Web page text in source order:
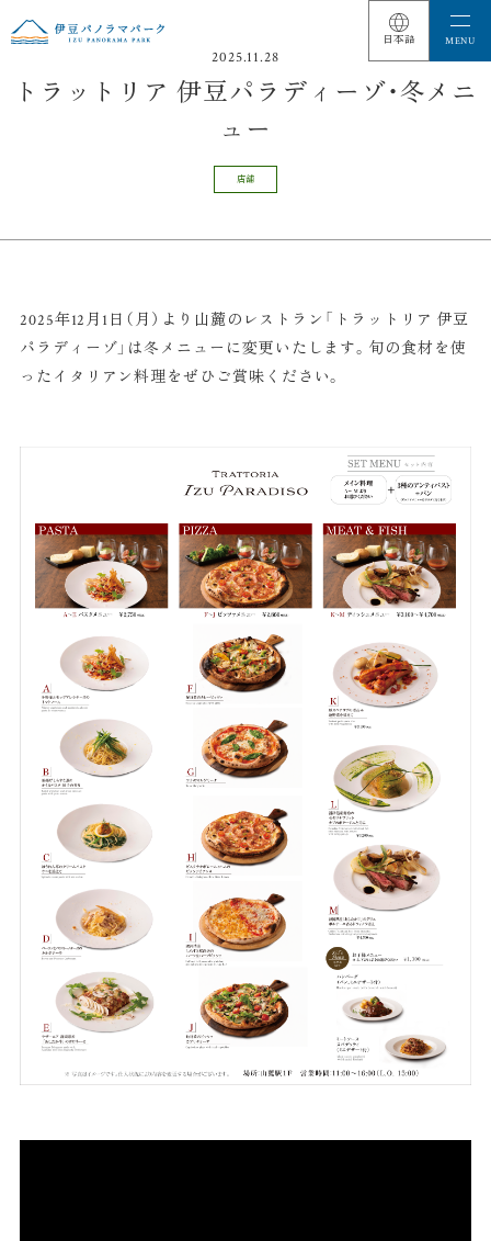
2025.11.28
トラットリア 伊豆パラディーゾ・冬メニ
ュー
店舗
2025年12月1日（月）より山麓のレストラン「トラットリア 伊豆
パラディーゾ」は冬メニューに変更いたします。旬の食材を使
ったイタリアン料理をぜひご賞味ください。